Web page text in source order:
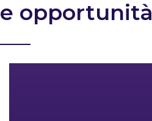
e opportunità